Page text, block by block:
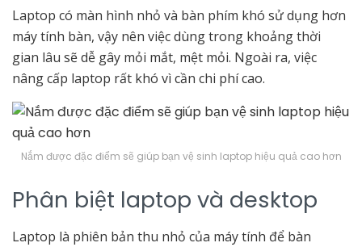
Laptop có màn hình nhỏ và bàn phím khó sử dụng hơn
máy tính bàn, vậy nên việc dùng trong khoảng thời
gian lâu sẽ dễ gây mỏi mắt, mệt mỏi. Ngoài ra, việc
nâng cấp laptop rất khó vì cần chi phí cao.
Nắm được đặc điểm sẽ giúp bạn vệ sinh laptop hiệu quả cao hơn
Phân biệt laptop và desktop
Laptop là phiên bản thu nhỏ của máy tính để bàn